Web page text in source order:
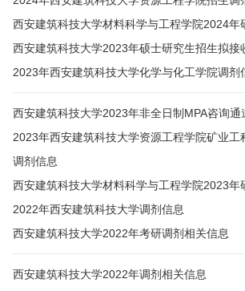
西安建筑科技大学材料科学与工程学院2024年
西安建筑科技大学2023年硕士研究生招生拟接
2023年西安建筑科技大学化学与化工学院调剂
西安建筑科技大学2023年非全日制MPA咨询通
2023年西安建筑科技大学资源工程学院矿业
调剂信息
西安建筑科技大学材料科学与工程学院2023年
2022年西安建筑科技大学调剂信息
西安建筑科技大学2022年考研调剂相关信息
西安建筑科技大学2022年调剂相关信息